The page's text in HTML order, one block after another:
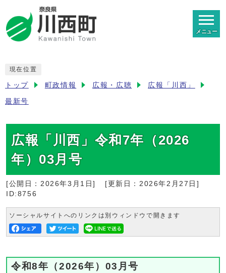
メニュー
現在位置
トップ 町政情報 広報・広聴 広報「川西」
最新号
広報「川西」令和7年（2026
年）03月号
[公開日： 2026年3月1日] [更新日： 2026年2月27日]
ID:8756
ソーシャルサイトへのリンクは別ウィンドウで開きます
令和8年（2026年）03月号